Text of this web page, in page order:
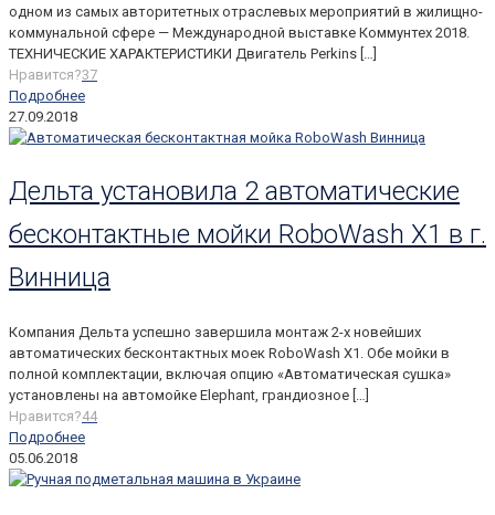
одном из самых авторитетных отраслевых мероприятий в жилищно-
коммунальной сфере — Международной выставке Коммунтех 2018.
ТЕХНИЧЕСКИЕ ХАРАКТЕРИСТИКИ Двигатель Perkins
Нравится?37
Подробнее
27.09.2018
Дельта установила 2 автоматические
бесконтактные мойки RoboWash X1 в г.
Винница
Компания Дельта успешно завершила монтаж 2-х новейших
автоматических бесконтактных моек RoboWash X1. Обе мойки в
полной комплектации, включая опцию «Автоматическая сушка»
установлены на автомойке Elephant, грандиозное […]
Нравится?44
Подробнее
05.06.2018